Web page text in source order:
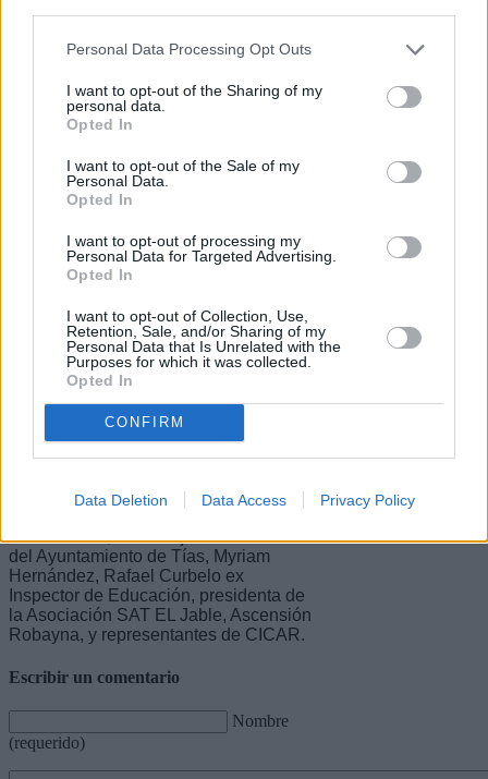
Personal Data Processing Opt Outs
I want to opt-out of the Sharing of my
personal data.
Opted In
I want to opt-out of the Sale of my
Personal Data.
Opted In
I want to opt-out of processing my
Personal Data for Targeted Advertising.
Opted In
I want to opt-out of Collection, Use,
Retention, Sale, and/or Sharing of my
Personal Data that Is Unrelated with the
Purposes for which it was collected.
Opted In
CONFIRM
Data Deletion Data Access Privacy Policy
1ER Premio: Alba Machín Hernández
(11 años)
Colegio: CEO Ignacio Aldecoa
El acto fue presidido por Pedro
Cabrera Arencibia, directico de CICAR,
Juan Cruz Sepúlveda, presidente de la
AMMD y Ye Cabrera, representante de
los empresarios colaboradores.
En la entrega de los premios
participaron miembros de la Asociación
Jesús Martín, la concejal de Educación
del Ayuntamiento de Tías, Myriam
Hernández, Rafael Curbelo ex
Inspector de Educación, presidenta de
la Asociación SAT EL Jable, Ascensión
Robayna, y representantes de CICAR.
Escribir un comentario
Nombre
(requerido)